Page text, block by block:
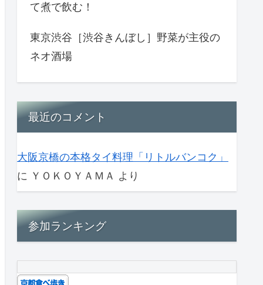
て煮で飲む！
東京渋谷［渋谷きんぼし］野菜が主役の
ネオ酒場
最近のコメント
大阪京橋の本格タイ料理「リトルバンコク」
に ＹＯＫＯＹＡＭＡ より
参加ランキング